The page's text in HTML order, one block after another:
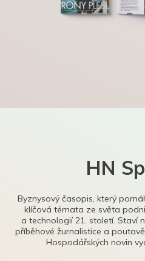
HN
Byznysový časopis, který
klíčová témata ze světa
a technologií 21. století. Staví
příběhové žurnalistice a
Hospodářských novin